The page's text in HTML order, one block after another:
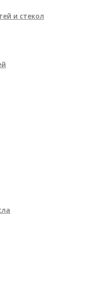
и стекол